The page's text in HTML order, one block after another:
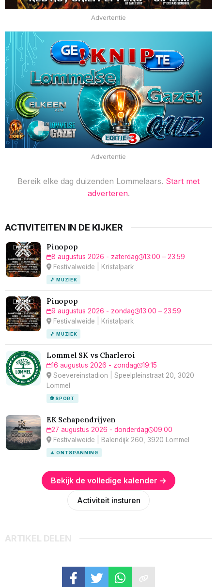
Advertentie
Advertentie
Bereik elke dag duizenden Lommelaars. Start met
adverteren.
ACTIVITEITEN IN DE KIJKER
Pinopop
8 augustus 2026 - zaterdag
13:00 – 23:59
Festivalweide | Kristalpark
🎵 MUZIEK
Pinopop
9 augustus 2026 - zondag
13:00 – 23:59
Festivalweide | Kristalpark
🎵 MUZIEK
Lommel SK vs Charleroi
16 augustus 2026 - zondag
19:15
Soevereinstadion | Speelpleinstraat 20, 3020
Lommel
⚽ SPORT
EK Schapendrijven
27 augustus 2026 - donderdag
09:00
Festivalweide | Balendijk 260, 3920 Lommel
🧘 ONTSPANNING
Bekijk de volledige kalender →
Activiteit insturen
ARTIKEL DELEN